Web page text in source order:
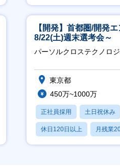
産休・育休あり
【開発】首都圏/開発
8/22(土)週末選考会～
パーソルクロステクノロ
東京都
450万~1000万
正社員採用 土日祝休み
休日120日以上 月残業
賞与あり